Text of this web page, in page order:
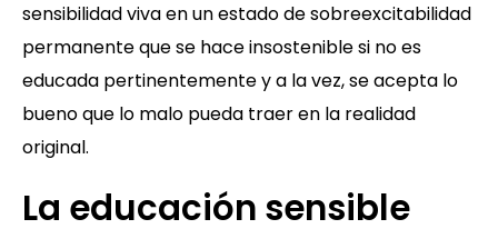
sensibilidad viva en un estado de sobreexcitabilidad
permanente que se hace insostenible si no es
educada pertinentemente y a la vez, se acepta lo
bueno que lo malo pueda traer en la realidad
original.
La educación sensible